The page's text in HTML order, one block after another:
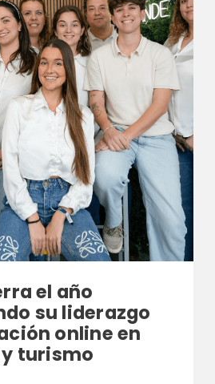
el año
su liderazgo
online en
turismo